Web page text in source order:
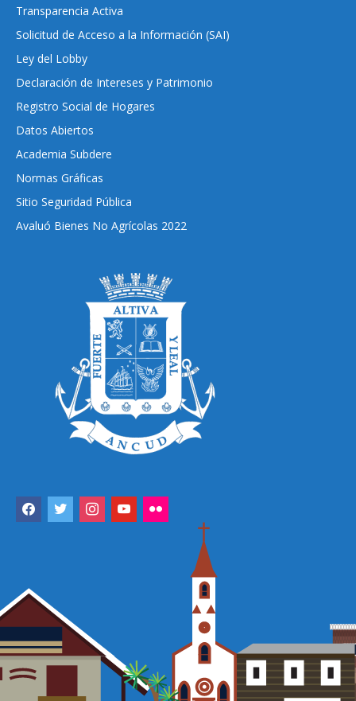
Transparencia Activa
Solicitud de Acceso a la Información (SAI)
Ley del Lobby
Declaración de Intereses y Patrimonio
Registro Social de Hogares
Datos Abiertos
Academia Subdere
Normas Gráficas
Sitio Seguridad Pública
Avaluó Bienes No Agrícolas 2022
facebooktwitter instagramyoutubeflickr